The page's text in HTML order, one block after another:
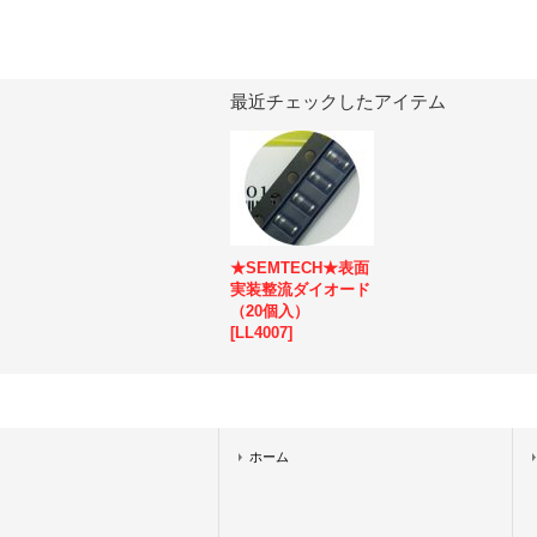
最近チェックしたアイテム
★SEMTECH★表面
実装整流ダイオード
（20個入）
[LL4007]
ホーム